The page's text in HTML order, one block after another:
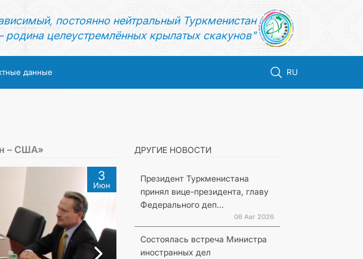
постоянно нейтральный Туркменистан
родина целеустремлённых крылатых скакунов"
данные RU
– США»
3
Июн
ДРУГИЕ НОВОСТИ
Президент Туркменистана
принял вице-президента, главу
Федерального деп...
06 Авг 2026
Состоялась встреча Министра
иностранных дел